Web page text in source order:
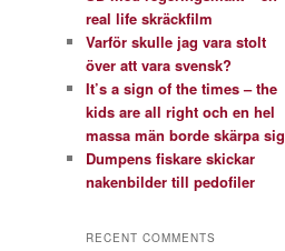
real life skräckfilm
Varför skulle jag vara stolt
över att vara svensk?
It’s a sign of the times – the
kids are all right och en hel
massa män borde skärpa sig
Dumpens fiskare skickar
nakenbilder till pedofiler
RECENT COMMENTS